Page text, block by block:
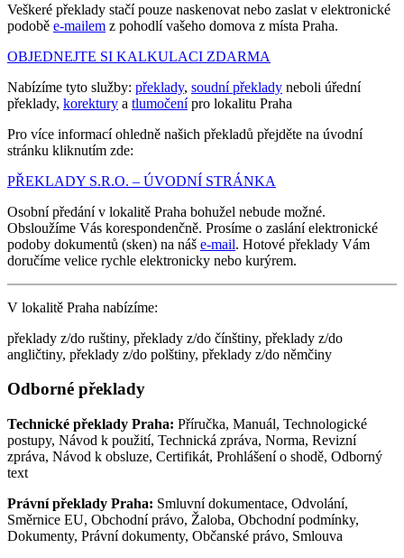
Veškeré překlady stačí pouze naskenovat nebo zaslat v elektronické
podobě e-mailem z pohodlí vašeho domova z místa Praha.
OBJEDNEJTE SI KALKULACI ZDARMA
Nabízíme tyto služby: překlady, soudní překlady neboli úřední
překlady, korektury a tlumočenípro lokalitu Praha
Pro více informací ohledně našich překladů přejděte na úvodní
stránku kliknutím zde:
PŘEKLADY S.R.O. – ÚVODNÍ STRÁNKA
Osobní předání v lokalitě Praha bohužel nebude možné.
Obsloužíme Vás korespondenčně. Prosíme o zaslání elektronické
podoby dokumentů (sken) na náš e-mail. Hotové překlady Vám
doručíme velice rychle elektronicky nebo kurýrem.
V lokalitě Praha nabízíme:
překlady z/do ruštiny, překlady z/do čínštiny, překlady z/do
angličtiny, překlady z/do polštiny, překlady z/do němčiny
Odborné překlady
Technické překlady Praha: Příručka, Manuál, Technologické
postupy, Návod k použití, Technická zpráva, Norma, Revizní
zpráva, Návod k obsluze, Certifikát, Prohlášení o shodě, Odborný
text
Právní překlady Praha: Smluvní dokumentace, Odvolání,
Směrnice EU, Obchodní právo, Žaloba, Obchodní podmínky,
Dokumenty, Právní dokumenty, Občanské právo, Smlouva